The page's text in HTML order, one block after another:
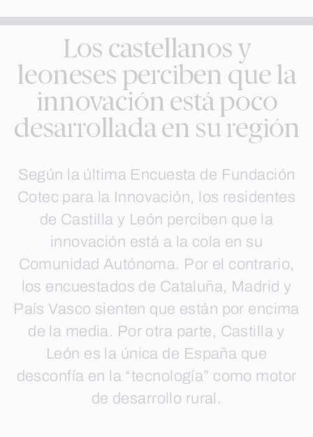
Los castellanos y
leoneses perciben que la
innovación está poco
desarrollada en su región
Según la última Encuesta de Fundación
Cotec para la Innovación, los residentes
de Castilla y León perciben que la
innovación está a la cola en su
Comunidad Autónoma. Por el contrario,
los encuestados de Cataluña, Madrid y
País Vasco sienten que están por encima
de la media. Por otra parte, Castilla y
León es la única de España que
desconfía en la “tecnología” como motor
de desarrollo rural.